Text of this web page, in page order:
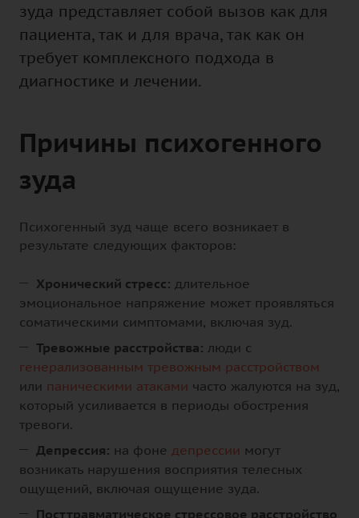
зуда представляет собой вызов как для
пациента, так и для врача, так как он
требует комплексного подхода в
диагностике и лечении.
Причины психогенного
зуда
Психогенный зуд чаще всего возникает в
результате следующих факторов:
Хронический стресс: длительное
эмоциональное напряжение может проявляться
соматическими симптомами, включая зуд.
Тревожные расстройства: люди с
генерализованным тревожным расстройством
или паническими атаками часто жалуются на зуд,
который усиливается в периоды обострения
тревоги.
Депрессия: на фоне депрессии могут
возникать нарушения восприятия телесных
ощущений, включая ощущение зуда.
Посттравматическое стрессовое расстройство